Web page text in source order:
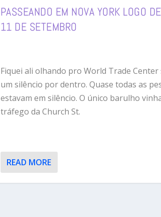
PASSEANDO EM NOVA YORK LOGO
11 DE SETEMBRO
Fiquei ali olhando pro World Trade
um silêncio por dentro. Quase todas as
estavam em silêncio. O único barulho
tráfego da Church St.
READ MORE